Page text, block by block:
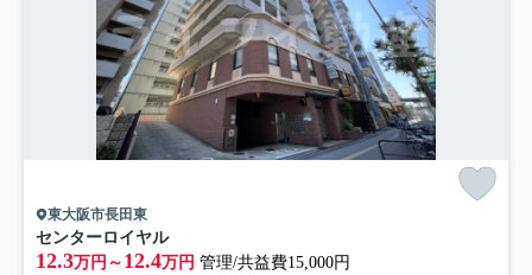
東大阪市長田東
センターロイヤル
12.3万円～ 12.4万円 管理/共益費15,000円